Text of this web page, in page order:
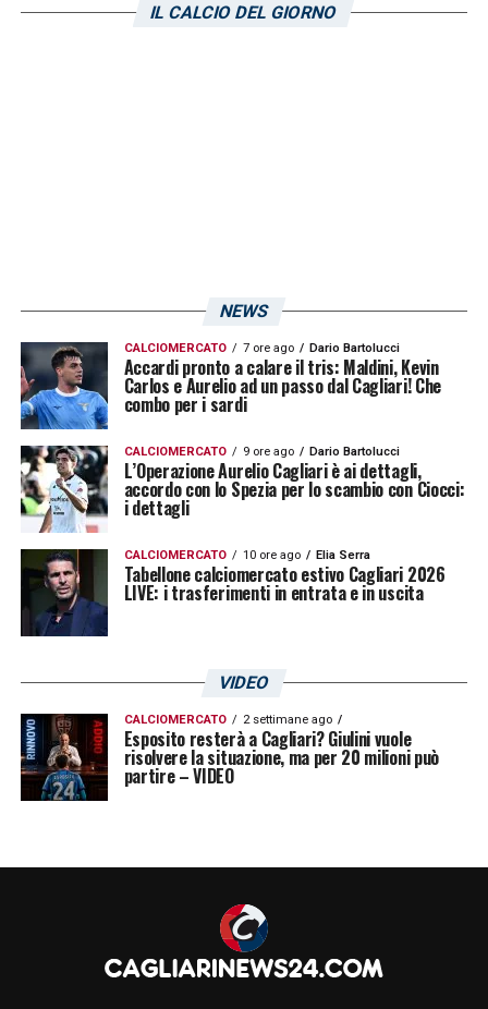
sarà regolarmente in campo con la sua
IL CALCIO DEL GIORNO
NEWS
CALCIOMERCATO 7 ore ago Dario Bartolucci
Accardi pronto a calare il tris: Maldini, Kevin
Carlos e Aurelio ad un passo dal Cagliari! Che
combo per i sardi
CALCIOMERCATO 9 ore ago Dario Bartolucci
L’Operazione Aurelio Cagliari è ai dettagli,
accordo con lo Spezia per lo scambio con Ciocci:
i dettagli
CALCIOMERCATO 10 ore ago Elia Serra
Tabellone calciomercato estivo Cagliari 2026
LIVE: i trasferimenti in entrata e in uscita
VIDEO
CALCIOMERCATO 2 settimane ago
Esposito resterà a Cagliari? Giulini vuole
risolvere la situazione, ma per 20 milioni può
partire – VIDEO